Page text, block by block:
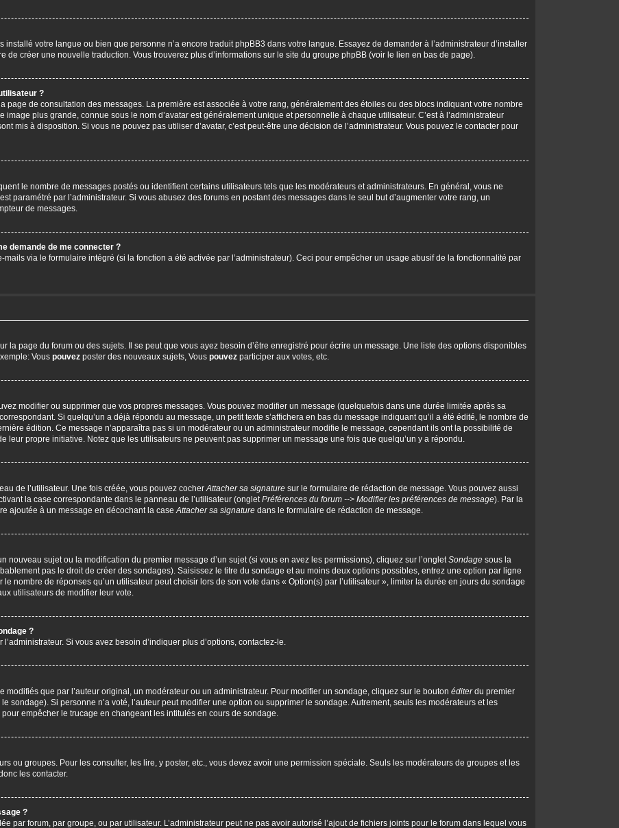
installé votre langue ou bien que personne n’a encore traduit phpBB3 dans votre langue. Essayez de demander à l’administrateur d’installer
de créer une nouvelle traduction. Vous trouverez plus d’informations sur le site du groupe phpBB (voir le lien en bas de page).
?
page de consultation des messages. La première est associée à votre rang, généralement des étoiles ou des blocs indiquant votre nombre
plus grande, connue sous le nom d’avatar est généralement unique et personnelle à chaque utilisateur. C’est à l’administrateur
mis à disposition. Si vous ne pouvez pas utiliser d’avatar, c’est peut-être une décision de l’administrateur. Vous pouvez le contacter pour
le nombre de messages postés ou identifient certains utilisateurs tels que les modérateurs et administrateurs. En général, vous ne
paramétré par l’administrateur. Si vous abusez des forums en postant des messages dans le seul but d’augmenter votre rang, un
de messages.
demande de me connecter ?
via le formulaire intégré (si la fonction a été activée par l’administrateur). Ceci pour empêcher un usage abusif de la fonctionnalité par
la page du forum ou des sujets. Il se peut que vous ayez besoin d’être enregistré pour écrire un message. Une liste des options disponibles
Vous pouvez poster des nouveaux sujets, Vous pouvez participer aux votes, etc.
modifier ou supprimer que vos propres messages. Vous pouvez modifier un message (quelquefois dans une durée limitée après sa
Si quelqu’un a déjà répondu au message, un petit texte s’affichera en bas du message indiquant qu’il a été édité, le nombre de
édition. Ce message n’apparaîtra pas si un modérateur ou un administrateur modifie le message, cependant ils ont la possibilité de
leur propre initiative. Notez que les utilisateurs ne peuvent pas supprimer un message une fois que quelqu’un y a répondu.
de l’utilisateur. Une fois créée, vous pouvez cocherAttacher sa signature sur le formulaire de rédaction de message. Vous pouvez aussi
la case correspondante dans le panneau de l’utilisateur (ongletPréférences du forum --> Modifier les préférences de message). Par la
ajoutée à un message en décochant la caseAttacher sa signature dans le formulaire de rédaction de message.
nouveau sujet ou la modification du premier message d’un sujet (si vous en avez les permissions), cliquez sur l’ongletSondage sous la
pas le droit de créer des sondages). Saisissez le titre du sondage et au moins deux options possibles, entrez une option par ligne
nombre de réponses qu’un utilisateur peut choisir lors de son vote dans « Option(s) par l’utilisateur », limiter la durée en jours du sondage
utilisateurs de modifier leur vote.
?
Si vous avez besoin d’indiquer plus d’options, contactez-le.
que par l’auteur original, un modérateur ou un administrateur. Pour modifier un sondage, cliquez sur le bouton éditerdu premier
sondage). Si personne n’a voté, l’auteur peut modifier une option ou supprimer le sondage. Autrement, seuls les modérateurs et les
empêcher le trucage en changeant les intitulés en cours de sondage.
ou groupes. Pour les consulter, les lire, y poster, etc., vous devez avoir une permission spéciale. Seuls les modérateurs de groupes et les
les contacter.
?
par forum, par groupe, ou par utilisateur. L’administrateur peut ne pas avoir autorisé l’ajout de fichiers joints pour le forum dans lequel vous